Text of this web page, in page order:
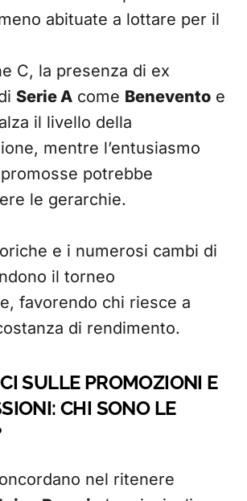
abituate a lottare per il
C, la presenza di ex
Serie A come Benevento e
alza il livello della
mentre l’entusiasmo
potrebbe
le gerarchie.
e i numerosi cambi di
il torneo
favorendo chi riesce a
di rendimento.
SULLE PROMOZIONI E
CHI SONO LE
nel ritenere